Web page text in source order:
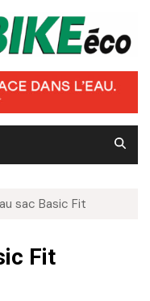
sac Basic Fit
Fit